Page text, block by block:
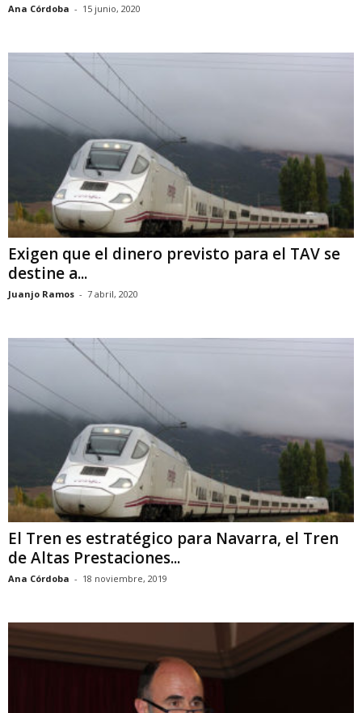
Ana Córdoba - 15 junio, 2020
Exigen que el dinero previsto para el TAV se
destine a...
Juanjo Ramos - 7 abril, 2020
El Tren es estratégico para Navarra, el Tren
de Altas Prestaciones...
Ana Córdoba - 18 noviembre, 2019